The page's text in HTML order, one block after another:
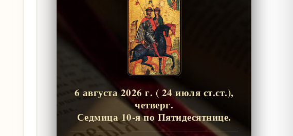
6 августа 2026 г. ( 24 июля ст.ст.),
четверг.
Седмица 10-я по Пятидесятнице.